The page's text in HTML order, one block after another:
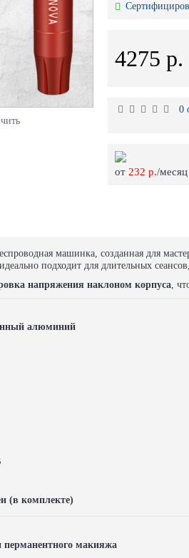
4275 р.
0
от 232 р./месяц
машинка, созданная для
подходит для длительных
напряжения наклоном корпуса,
алюминий
(в комплекте)
перманентного макияжа